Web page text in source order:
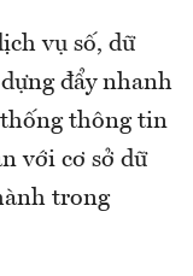
vụ số, dữ
đẩy nhanh
thống thông tin
với cơ sở dữ
trong